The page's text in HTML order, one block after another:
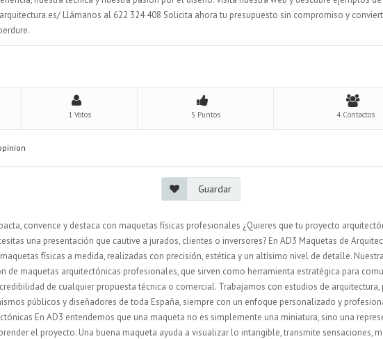
Llámanos al 622 324 408 Solicita ahora tu presupuesto sin compromiso y
1 Votos 5 Puntos 4 Contactos
Guardar
convence y destaca con maquetas físicas profesionales ¿Quieres que tu proyecto
una presentación que cautive a jurados, clientes o inversores? En AD3 Maquetas de
físicas a medida, realizadas con precisión, estética y un altísimo nivel de detalle.
de maquetas arquitectónicas profesionales, que sirven como herramienta estratégica para
de cualquier propuesta técnica o comercial. Trabajamos con estudios de
públicos y diseñadores de toda España, siempre con un enfoque personalizado y
En AD3 entendemos que una maqueta no es simplemente una miniatura, sino una
el proyecto. Una buena maqueta ayuda a visualizar lo intangible, transmite sensaciones,